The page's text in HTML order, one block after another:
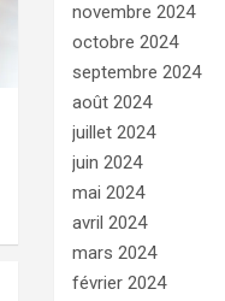
novembre 2024
octobre 2024
septembre 2024
août 2024
juillet 2024
juin 2024
mai 2024
avril 2024
mars 2024
février 2024